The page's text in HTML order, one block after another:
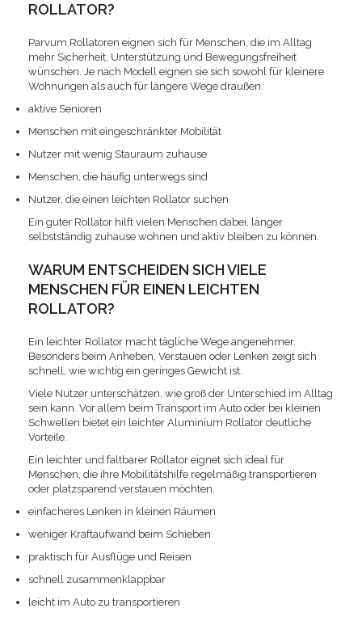
ROLLATOR?
Parvum Rollatoren eignen sich für Menschen, die im Alltag
mehr Sicherheit, Unterstützung und Bewegungsfreiheit
wünschen. Je nach Modell eignen sie sich sowohl für kleinere
Wohnungen als auch für längere Wege draußen.
aktive Senioren
Menschen mit eingeschränkter Mobilität
Nutzer mit wenig Stauraum zuhause
Menschen, die häufig unterwegs sind
Nutzer, die einen leichten Rollator suchen
Ein guter Rollator hilft vielen Menschen dabei, länger
selbstständig zuhause wohnen und aktiv bleiben zu können.
WARUM ENTSCHEIDEN SICH VIELE
MENSCHEN FÜR EINEN LEICHTEN
ROLLATOR?
Ein leichter Rollator macht tägliche Wege angenehmer.
Besonders beim Anheben, Verstauen oder Lenken zeigt sich
schnell, wie wichtig ein geringes Gewicht ist.
Viele Nutzer unterschätzen, wie groß der Unterschied im Alltag
sein kann. Vor allem beim Transport im Auto oder bei kleinen
Schwellen bietet ein leichter Aluminium Rollator deutliche
Vorteile.
Ein leichter und faltbarer Rollator eignet sich ideal für
Menschen, die ihre Mobilitätshilfe regelmäßig transportieren
oder platzsparend verstauen möchten.
einfacheres Lenken in kleinen Räumen
weniger Kraftaufwand beim Schieben
praktisch für Ausflüge und Reisen
schnell zusammenklappbar
leicht im Auto zu transportieren